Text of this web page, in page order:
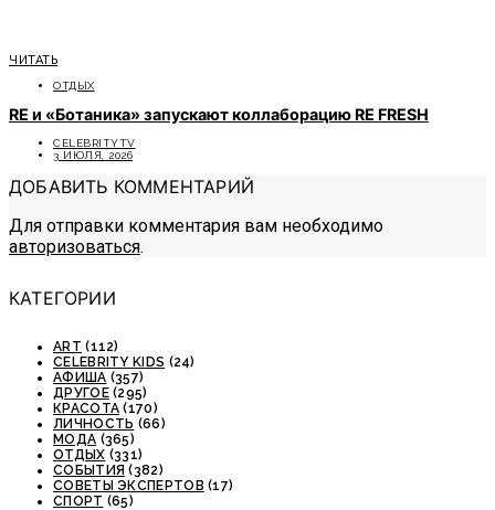
ЧИТАТЬ
ОТДЫХ
RE и «Ботаника» запускают коллаборацию RE FRESH
CELEBRITYTV
3 ИЮЛЯ, 2026
ДОБАВИТЬ КОММЕНТАРИЙ
Для отправки комментария вам необходимо
авторизоваться.
КАТЕГОРИИ
ART (112)
CELEBRITY KIDS (24)
АФИША (357)
ДРУГОЕ(295)
КРАСОТА (170)
ЛИЧНОСТЬ (66)
МОДА (365)
ОТДЫХ (331)
СОБЫТИЯ (382)
СОВЕТЫ ЭКСПЕРТОВ (17)
СПОРТ (65)